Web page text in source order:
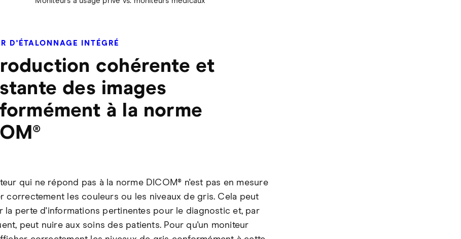
D'ÉTALONNAGE INTÉGRÉ
cohérente et
des images
à la norme
qui ne répond pas à la norme DICOM® n'est pas en mesure
correctement les couleurs ou les niveaux de gris. Cela peut
la perte d'informations pertinentes pour le diagnostic et, par
peut nuire aux soins des patients. Pour qu'un moniteur